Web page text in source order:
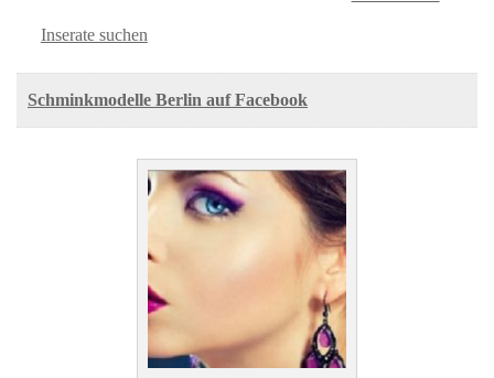
Inserate suchen
Schminkmodelle Berlin auf Facebook